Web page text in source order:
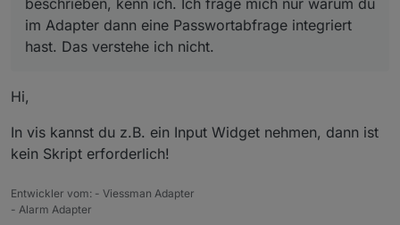
beschrieben, kenn ich. Ich frage mich nur warum du
im Adapter dann eine Passwortabfrage integriert
hast. Das verstehe ich nicht.
Hi,
In vis kannst du z.B. ein Input Widget nehmen, dann ist
kein Skript erforderlich!
Entwickler vom: - Viessman Adapter
- Alarm Adapter